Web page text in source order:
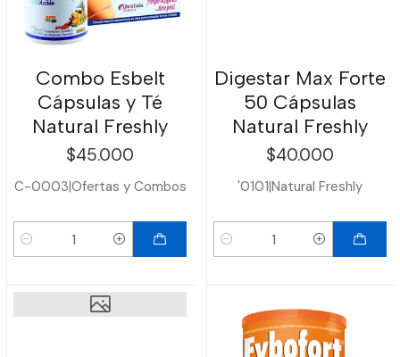
Combo Esbelt
Cápsulas y Té
Natural Freshly
$45.000
C-0003|Ofertas y Combos
Cantidad
Digestar Max Forte
50 Cápsulas
Natural Freshly
$40.000
'0101|Natural Freshly
Cantidad